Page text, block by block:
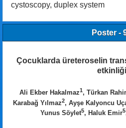
cystoscopy, duplex system
Poster -
Çocuklarda üreteroselin
etkinliği
Ali Ekber Hakalmaz1, Türkan
Karabağ Yılmaz2, Ayşe Kalyoncu
Yunus Söylet5, Haluk Emir5